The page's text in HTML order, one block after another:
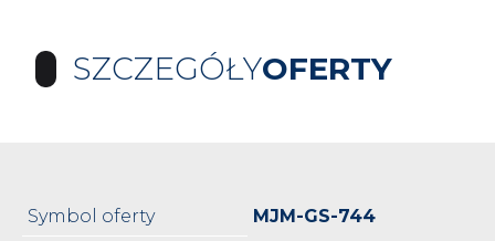
SZCZEGÓŁYOFERTY
Symbol oferty
MJM-GS-744